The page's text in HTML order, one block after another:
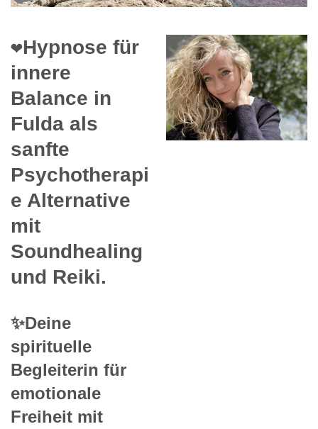
❤️Hypnose für
innere
Balance in
Fulda als
sanfte
Psychotherapi
e Alternative
mit
Soundhealing
und Reiki.
✨Deine
spirituelle
Begleiterin für
emotionale
Freiheit mit